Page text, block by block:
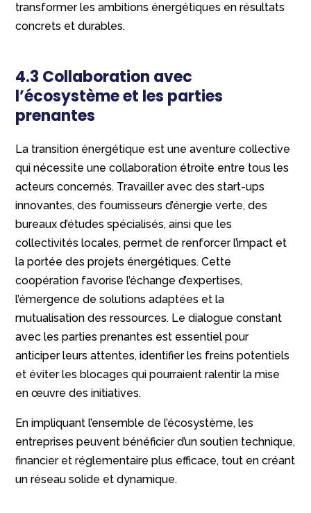
transformer les ambitions énergétiques en résultats
concrets et durables.
4.3 Collaboration avec
l’écosystème et les parties
prenantes
La transition énergétique est une aventure collective
qui nécessite une collaboration étroite entre tous les
acteurs concernés. Travailler avec des start-ups
innovantes, des fournisseurs d’énergie verte, des
bureaux d’études spécialisés, ainsi que les
collectivités locales, permet de renforcer l’impact et
la portée des projets énergétiques. Cette
coopération favorise l’échange d’expertises,
l’émergence de solutions adaptées et la
mutualisation des ressources. Le dialogue constant
avec les parties prenantes est essentiel pour
anticiper leurs attentes, identifier les freins potentiels
et éviter les blocages qui pourraient ralentir la mise
en œuvre des initiatives.
En impliquant l’ensemble de l’écosystème, les
entreprises peuvent bénéficier d’un soutien technique,
financier et réglementaire plus efficace, tout en créant
un réseau solide et dynamique.